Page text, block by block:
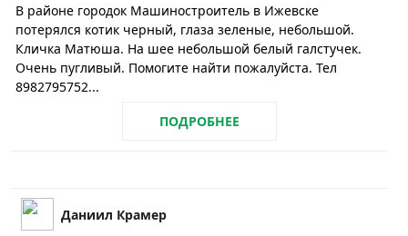
В районе городок Машиностроитель в Ижевске
потерялся котик черный, глаза зеленые, небольшой.
Кличка Матюша. На шее небольшой белый галстучек.
Очень пугливый. Помогите найти пожалуйста. Тел
8982795752...
ПОДРОБНЕЕ
Даниил Крамер